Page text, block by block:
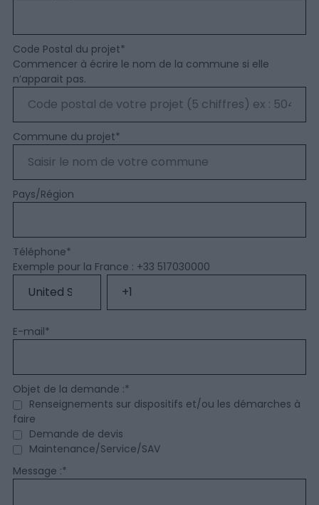
Code Postal du projet*
Commencer à écrire le nom de la commune si elle
n’apparait pas.
Commune du projet*
Pays/Région
Téléphone*
Exemple pour la France : +33 517030000
E-mail*
Objet de la demande :*
Renseignements sur dispositifs et/ou les démarches à
faire
Demande de devis
Maintenance/Service/SAV
Message :*